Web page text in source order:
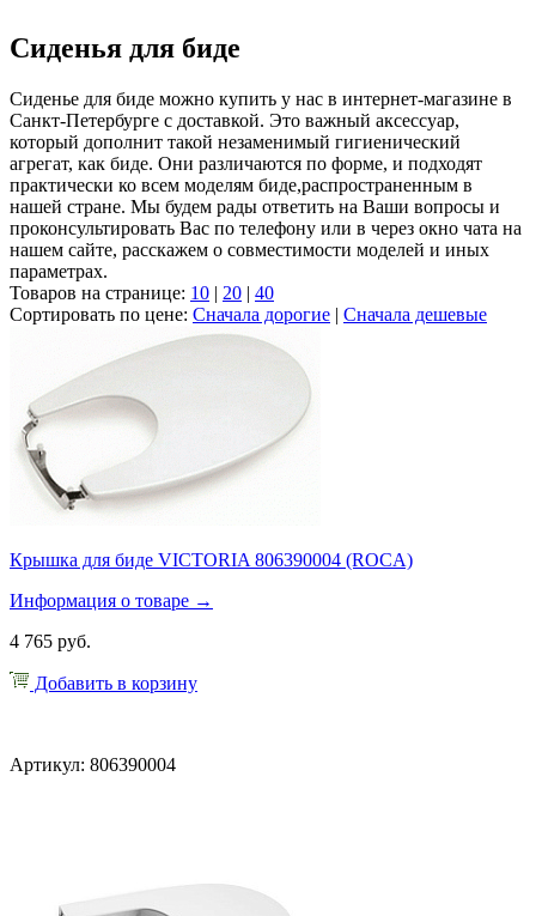
Сиденья для биде
Сиденье для биде можно купить у нас в интернет-магазине в
Санкт-Петербурге с доставкой. Это важный аксессуар,
который дополнит такой незаменимый гигиенический
агрегат, как биде. Они различаются по форме, и подходят
практически ко всем моделям биде,распространенным в
нашей стране. Мы будем рады ответить на Ваши вопросы и
проконсультировать Вас по телефону или в через окно чата на
нашем сайте, расскажем о совместимости моделей и иных
параметрах.
Товаров на странице: 10 | 20 | 40
Сортировать по цене: Сначала дорогие | Сначала дешевые
Крышка для биде VICTORIA 806390004 (ROCA)
Информация о товаре →
4 765 руб.
Добавить в корзину
Артикул: 806390004